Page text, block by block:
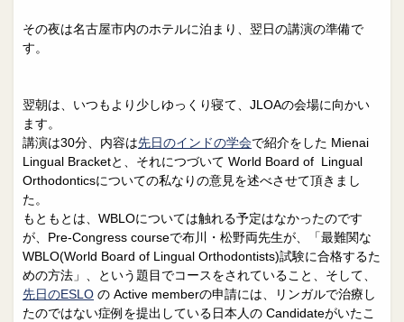
その夜は名古屋市内のホテルに泊まり、翌日の講演の準備で
す。
翌朝は、いつもより少しゆっくり寝て、JLOAの会場に向かい
ます。
講演は30分、内容は先日のインドの学会で紹介をした Mienai
Lingual Bracketと、それにつづいて World Board of Lingual
Orthodonticsについての私なりの意見を述べさせて頂きまし
た。
もともとは、WBLOについては触れる予定はなかったのです
が、Pre-Congress courseで布川・松野両先生が、「最難関な
WBLO(World Board of Lingual Orthodontists)試験に合格するた
めの方法」、という題目でコースをされていること、そして、
先日のESLO の Active memberの申請には、リンガルで治療し
たのではない症例を提出している日本人の Candidateがいたこ